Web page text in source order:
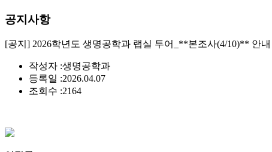
공지사항
[공지] 2026학년도 생명공학과 랩실 투어_**본조사(4/10)** 안내
작성자 :생명공학과
등록일 :2026.04.07
조회수 :2164